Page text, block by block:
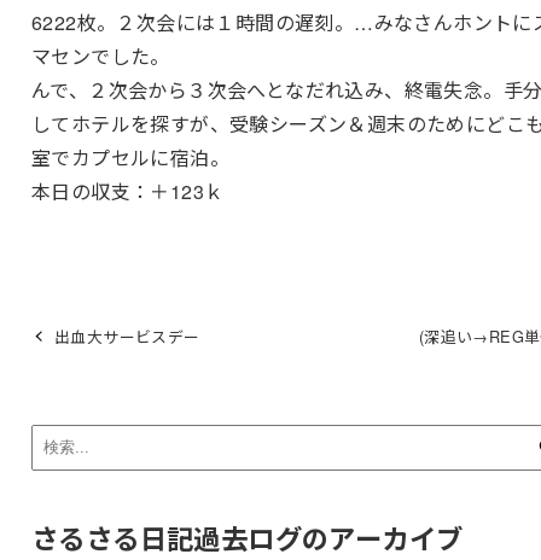
6222枚。２次会には１時間の遅刻。…みなさんホントに
マセンでした。
んで、２次会から３次会へとなだれ込み、終電失念。手
してホテルを探すが、受験シーズン＆週末のためにどこ
室でカプセルに宿泊。
本日の収支：＋123ｋ
出血大サービスデー (深追い→REG
さるさる日記過去ログのアーカイブ